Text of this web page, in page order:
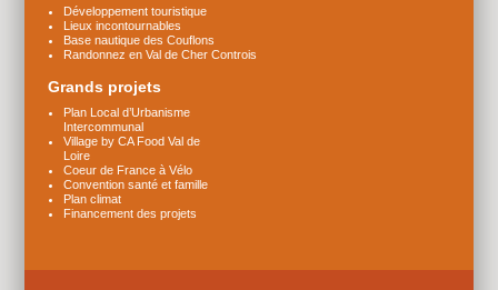
Développement touristique
Lieux incontournables
Base nautique des Couflons
Randonnez en Val de Cher Controis
Grands projets
Plan Local d’Urbanisme
Intercommunal
Village by CA Food Val de
Loire
Coeur de France à Vélo
Convention santé et famille
Plan climat
Financement des projets